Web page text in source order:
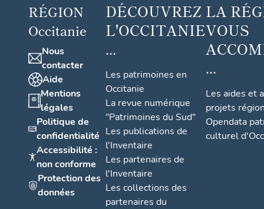
RÉGION
Occitanie
Nous
contacter
Aide
Mentions
légales
Politique de
confidentialité
Accessibilité :
non conforme
Protection des
données
DÉCOUVREZ
L'OCCITANIE
...
Les patrimoines en
Occitanie
La revue numérique
"Patrimoines du Sud"
Les publications de
l'Inventaire
Les partenaires de
l'Inventaire
Les collections des
partenaires du
LA
VOUS
...
Les aides et
projets
Opendata
culturel